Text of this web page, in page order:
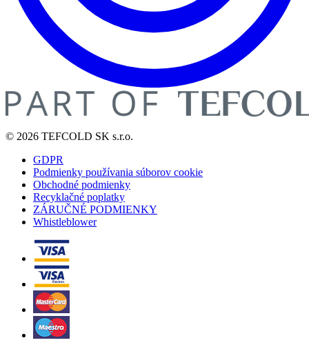
© 2026 TEFCOLD SK s.r.o.
GDPR
Podmienky používania súborov cookie
Obchodné podmienky
Recyklačné poplatky
ZÁRUČNÉ PODMIENKY
Whistleblower